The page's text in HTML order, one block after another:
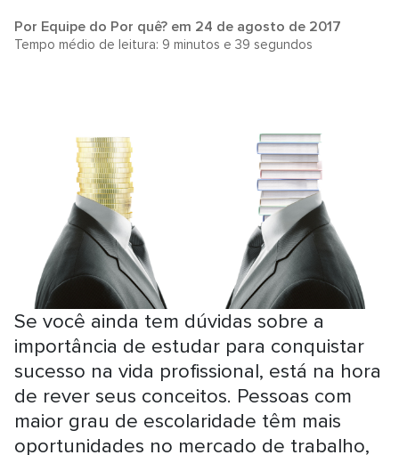
Por Equipe do Por quê? em 24 de agosto de 2017
Tempo médio de leitura: 9 minutos e 39 segundos
Se você ainda tem dúvidas sobre a
importância de estudar para conquistar
sucesso na vida profissional, está na hora
de rever seus conceitos. Pessoas com
maior grau de escolaridade têm mais
oportunidades no mercado de trabalho,